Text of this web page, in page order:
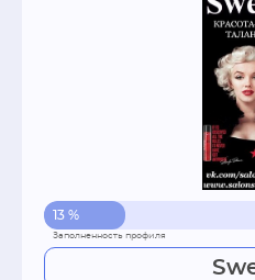
13 %